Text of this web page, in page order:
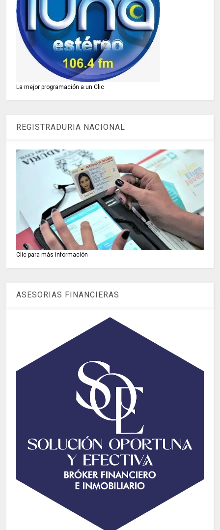
La mejor programación a un Clic
REGISTRADURIA NACIONAL
Clic para más información
ASESORIAS FINANCIERAS